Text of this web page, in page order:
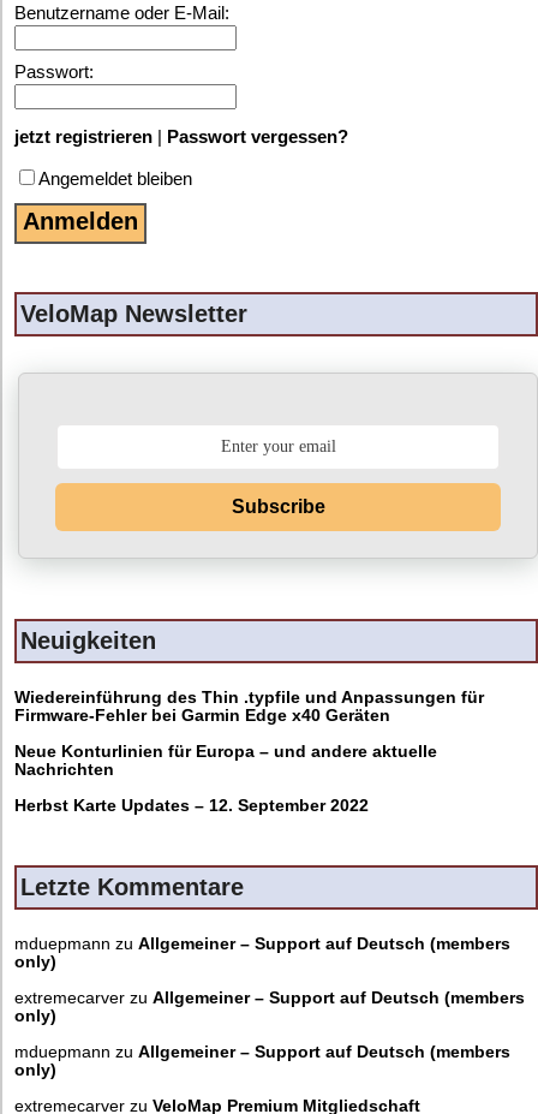
Benutzername oder E-Mail:
Passwort:
jetzt registrieren | Passwort vergessen?
Angemeldet bleiben
VeloMap Newsletter
Subscribe
Neuigkeiten
Wiedereinführung des Thin .typfile und Anpassungen für
Firmware-Fehler bei Garmin Edge x40 Geräten
Neue Konturlinien für Europa – und andere aktuelle
Nachrichten
Herbst Karte Updates – 12. September 2022
Letzte Kommentare
mduepmann zu Allgemeiner – Support auf Deutsch (members
only)
extremecarver zu Allgemeiner – Support auf Deutsch (members
only)
mduepmann zu Allgemeiner – Support auf Deutsch (members
only)
extremecarver zu VeloMap Premium Mitgliedschaft